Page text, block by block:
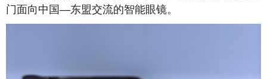
门面向中国—东盟交流的智能眼镜。